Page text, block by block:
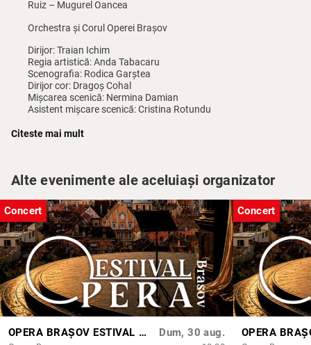
Ruiz – Mugurel Oancea
Orchestra și Corul Operei Brașov
Dirijor: Traian Ichim
Regia artistică: Anda Tabacaru
Scenografia: Rodica Garștea
Dirijor cor: Dragoș Cohal
Mișcarea scenică: Nermina Damian
Asistent mișcare scenică: Cristina Rotundu
Regie scenă: Marilena Aldea, Cristina Roșu
Citeste mai mult
Alte evenimente ale aceluiași organizator
Concert
OPERA BRAȘOV ESTIVAL – ARMONII DE VARĂ - CVINTETUL VOCAL ANATOLY - CONCERT Dum, 30 aug.
Concert